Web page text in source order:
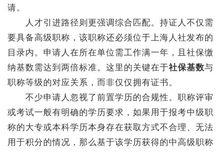
请。
人才引进路径则更强调综合匹配。持证人不仅需
要具备高级职称，该职称还必须位于上海人社发布的
目录内。申请人在所在单位需工作满一年，且社保缴
纳基数需达到两倍标准。这里的关键在于社保基数与
职称等级的对应关系，而非仅仅拥有证书。
不少申请人忽视了前置学历的合规性。职称评审
或考试一般有明确的学历要求，如果用于报考中级职
称的大专或本科学历本身存在获取方式不合理、无法
用于积分的情况，那么基于该学历获得的中高级职称